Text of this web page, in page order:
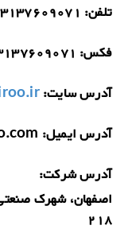
تلفن:
فکس:
آدرس سایت:
آدرس ایمیل:
آدرس شرکت:
218